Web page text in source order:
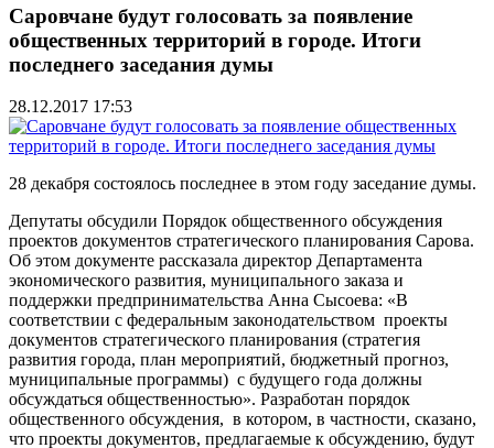
Саровчане будут голосовать за появление
общественных территорий в городе. Итоги
последнего заседания думы
28.12.2017 17:53
28 декабря состоялось последнее в этом году заседание думы.
Депутаты обсудили Порядок общественного обсуждения
проектов документов стратегического планирования Сарова.
Об этом документе рассказала директор Департамента
экономического развития, муниципального заказа и
поддержки предпринимательства Анна Сысоева: «В
соответствии с федеральным законодательством проекты
документов стратегического планирования (стратегия
развития города, план мероприятий, бюджетный прогноз,
муниципальные программы) с будущего года должны
обсуждаться общественностью». Разработан порядок
общественного обсуждения, в котором, в частности, сказано,
что проекты документов, предлагаемые к обсуждению, будут